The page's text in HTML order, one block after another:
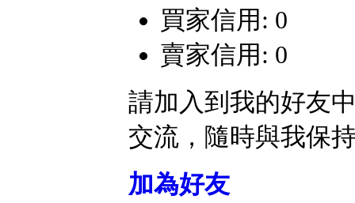
買家信用: 0
賣家信用: 0
請加入到我的好友
交流，隨時與我保
加為好友